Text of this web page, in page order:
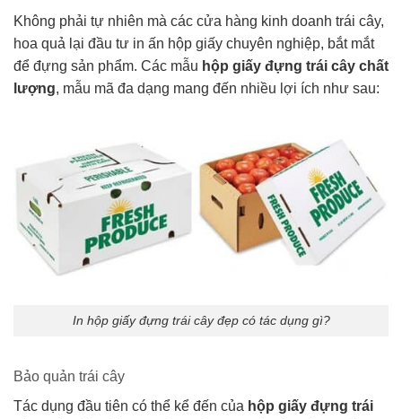
Không phải tự nhiên mà các cửa hàng kinh doanh trái cây,
hoa quả lại đầu tư in ấn hộp giấy chuyên nghiệp, bắt mắt
để đựng sản phẩm. Các mẫu hộp giấy đựng trái cây chất
lượng, mẫu mã đa dạng mang đến nhiều lợi ích như sau:
In hộp giấy đựng trái cây đẹp có tác dụng gì?
Bảo quản trái cây
Tác dụng đầu tiên có thể kể đến của hộp giấy đựng trái